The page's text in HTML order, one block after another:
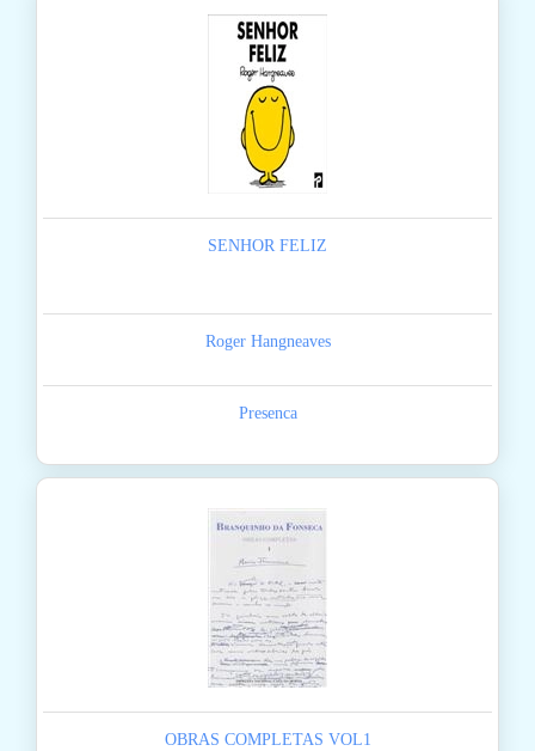
SENHOR FELIZ
Roger Hangneaves
Presenca
OBRAS COMPLETAS VOL1